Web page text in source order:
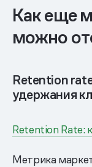
Как еще
можно
Retention
удержания
Retention Rate:
Метрика